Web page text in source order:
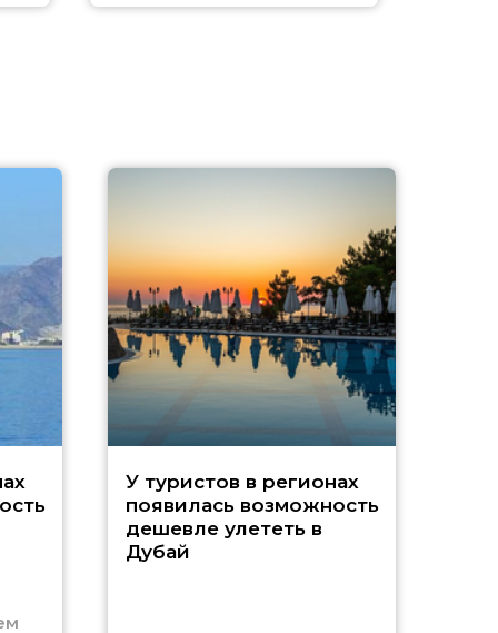
У туристов в регионах
появилась возможность
дешевле улететь в
Дубай